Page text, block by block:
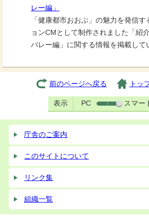
レー編」
「健康都市おおぶ」の魅力を発信
ョンCMとして制作されました「紹
バレー編」に関する情報を掲載して
前のページへ戻る トッ
表示 PC スマー
庁舎のご案内
このサイトについて
リンク集
組織一覧